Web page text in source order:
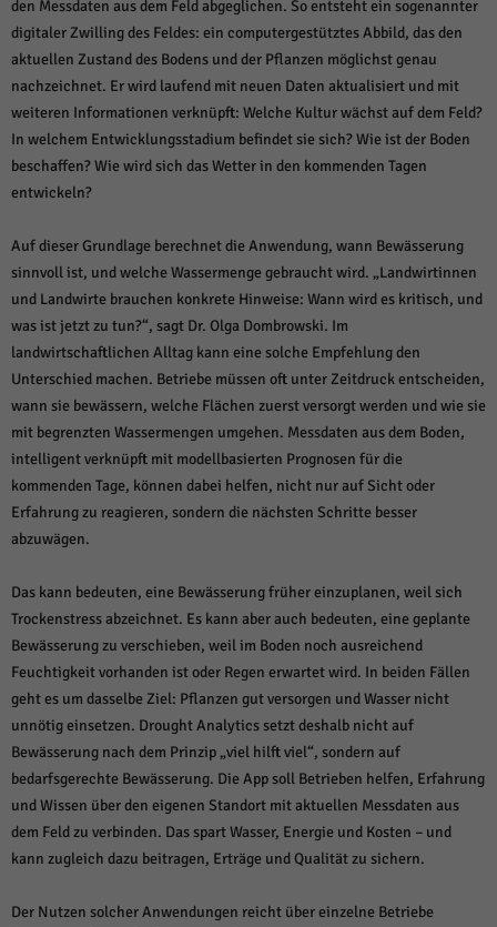
den Messdaten aus dem Feld abgeglichen. So entsteht ein sogenannter
digitaler Zwilling des Feldes: ein computergestütztes Abbild, das den
aktuellen Zustand des Bodens und der Pflanzen möglichst genau
nachzeichnet. Er wird laufend mit neuen Daten aktualisiert und mit
weiteren Informationen verknüpft: Welche Kultur wächst auf dem Feld?
In welchem Entwicklungsstadium befindet sie sich? Wie ist der Boden
beschaffen? Wie wird sich das Wetter in den kommenden Tagen
entwickeln?
Auf dieser Grundlage berechnet die Anwendung, wann Bewässerung
sinnvoll ist, und welche Wassermenge gebraucht wird. „Landwirtinnen
und Landwirte brauchen konkrete Hinweise: Wann wird es kritisch, und
was ist jetzt zu tun?“, sagt Dr. Olga Dombrowski. Im
landwirtschaftlichen Alltag kann eine solche Empfehlung den
Unterschied machen. Betriebe müssen oft unter Zeitdruck entscheiden,
wann sie bewässern, welche Flächen zuerst versorgt werden und wie sie
mit begrenzten Wassermengen umgehen. Messdaten aus dem Boden,
intelligent verknüpft mit modellbasierten Prognosen für die
kommenden Tage, können dabei helfen, nicht nur auf Sicht oder
Erfahrung zu reagieren, sondern die nächsten Schritte besser
abzuwägen.
Das kann bedeuten, eine Bewässerung früher einzuplanen, weil sich
Trockenstress abzeichnet. Es kann aber auch bedeuten, eine geplante
Bewässerung zu verschieben, weil im Boden noch ausreichend
Feuchtigkeit vorhanden ist oder Regen erwartet wird. In beiden Fällen
geht es um dasselbe Ziel: Pflanzen gut versorgen und Wasser nicht
unnötig einsetzen. Drought Analytics setzt deshalb nicht auf
Bewässerung nach dem Prinzip „viel hilft viel“, sondern auf
bedarfsgerechte Bewässerung. Die App soll Betrieben helfen, Erfahrung
und Wissen über den eigenen Standort mit aktuellen Messdaten aus
dem Feld zu verbinden. Das spart Wasser, Energie und Kosten – und
kann zugleich dazu beitragen, Erträge und Qualität zu sichern.
Der Nutzen solcher Anwendungen reicht über einzelne Betriebe